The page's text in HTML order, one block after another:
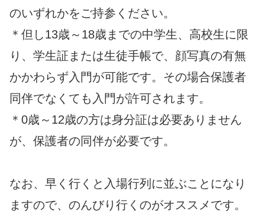
のいずれかをご持参ください。
＊但し13歳～18歳までの中学生、高校生に限
り、学生証または生徒手帳で、顔写真の有無
かかわらず入門が可能です。その場合保護者
同伴でなくても入門が許可されます。
＊0歳～12歳の方は身分証は必要ありません
が、保護者の同伴が必要です。
なお、早く行くと入場行列に並ぶことになり
ますので、のんびり行くのがオススメです。